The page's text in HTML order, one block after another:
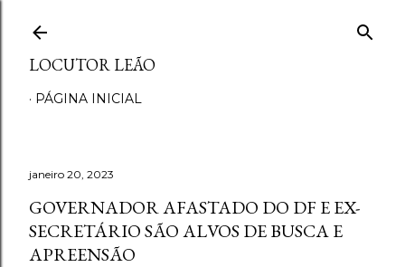
LOCUTOR LEÃO
PÁGINA INICIAL
janeiro 20, 2023
GOVERNADOR AFASTADO DO DF E EX-
SECRETÁRIO SÃO ALVOS DE BUSCA E
APREENSÃO